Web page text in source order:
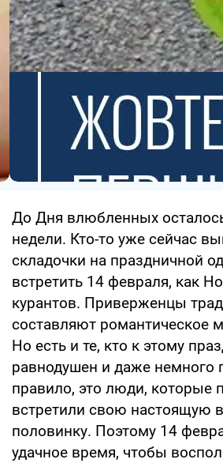
До Дня влюбленных
недели. Кто-то уже сейчас
складочки на праздничной
встретить 14 февраля, как
курантов. Приверженцы
составляют романтическое
Но есть и те, кто к этому
равнодушен и даже немного
правило, это люди, которые
встретили свою настоящую
половинку. Поэтому 14
удачное время, чтобы